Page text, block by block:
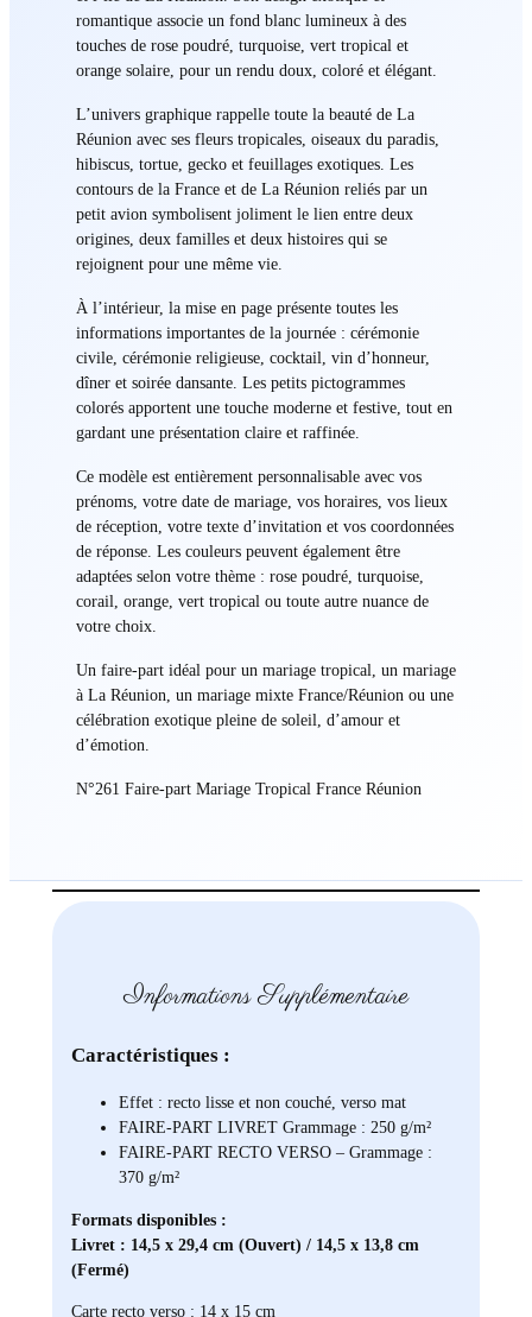
romantique associe un fond blanc lumineux à des
touches de rose poudré, turquoise, vert tropical et
orange solaire, pour un rendu doux, coloré et élégant.
L’univers graphique rappelle toute la beauté de La
Réunion avec ses fleurs tropicales, oiseaux du paradis,
hibiscus, tortue, gecko et feuillages exotiques. Les
contours de la France et de La Réunion reliés par un
petit avion symbolisent joliment le lien entre deux
origines, deux familles et deux histoires qui se
rejoignent pour une même vie.
À l’intérieur, la mise en page présente toutes les
informations importantes de la journée : cérémonie
civile, cérémonie religieuse, cocktail, vin d’honneur,
dîner et soirée dansante. Les petits pictogrammes
colorés apportent une touche moderne et festive, tout en
gardant une présentation claire et raffinée.
Ce modèle est entièrement personnalisable avec vos
prénoms, votre date de mariage, vos horaires, vos lieux
de réception, votre texte d’invitation et vos coordonnées
de réponse. Les couleurs peuvent également être
adaptées selon votre thème : rose poudré, turquoise,
corail, orange, vert tropical ou toute autre nuance de
votre choix.
Un faire-part idéal pour un mariage tropical, un mariage
à La Réunion, un mariage mixte France/Réunion ou une
célébration exotique pleine de soleil, d’amour et
d’émotion.
N°261 Faire-part Mariage Tropical France Réunion
Informations Supplémentaire
Caractéristiques :
Effet : recto lisse et non couché, verso mat
FAIRE-PART LIVRET Grammage : 250 g/m²
FAIRE-PART RECTO VERSO – Grammage :
370 g/m²
Formats disponibles :
Livret : 14,5 x 29,4 cm (Ouvert) / 14,5 x 13,8 cm
(Fermé)
Carte recto verso : 14 x 15 cm